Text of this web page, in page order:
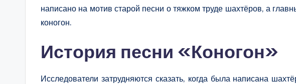
написано на мотив старой песни о тяжком труде шахтёров, а
коногон.
История песни «Коногон»
Исследователи затрудняются сказать, когда была написана